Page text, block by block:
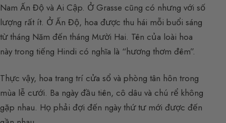
Nam Ấn Độ và Ai Cập. Ở Grasse cũng có nhưng với số
lượng rất ít. Ở Ấn Độ, hoa được thu hái mỗi buổi sáng
từ tháng Năm đến tháng Mười Hai. Tên của loài hoa
này trong tiếng Hindi có nghĩa là “hương thơm đêm”.
Thực vậy, hoa trang trí cửa sổ và phòng tân hôn trong
mùa lễ cưới. Ba ngày đầu tiên, cô dâu và chú rể không
gặp nhau. Họ phải đợi đến ngày thứ tư mới được đến